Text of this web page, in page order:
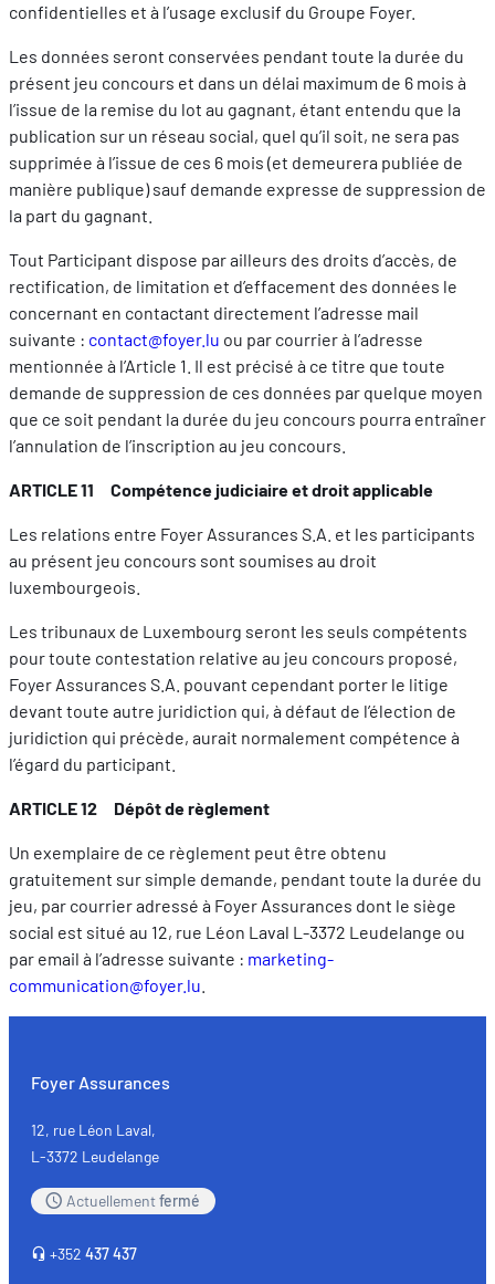
confidentielles et à l’usage exclusif du Groupe Foyer.
Les données seront conservées pendant toute la durée du
présent jeu concours et dans un délai maximum de 6 mois à
l’issue de la remise du lot au gagnant, étant entendu que la
publication sur un réseau social, quel qu’il soit, ne sera pas
supprimée à l’issue de ces 6 mois (et demeurera publiée de
manière publique) sauf demande expresse de suppression de
la part du gagnant.
Tout Participant dispose par ailleurs des droits d’accès, de
rectification, de limitation et d’effacement des données le
concernant en contactant directement l’adresse mail
suivante : contact@foyer.lu ou par courrier à l’adresse
mentionnée à l’Article 1. Il est précisé à ce titre que toute
demande de suppression de ces données par quelque moyen
que ce soit pendant la durée du jeu concours pourra entraîner
l’annulation de l’inscription au jeu concours.
ARTICLE 11 Compétence judiciaire et droit applicable
Les relations entre Foyer Assurances S.A. et les participants
au présent jeu concours sont soumises au droit
luxembourgeois.
Les tribunaux de Luxembourg seront les seuls compétents
pour toute contestation relative au jeu concours proposé,
Foyer Assurances S.A. pouvant cependant porter le litige
devant toute autre juridiction qui, à défaut de l’élection de
juridiction qui précède, aurait normalement compétence à
l’égard du participant.
ARTICLE 12 Dépôt de règlement
Un exemplaire de ce règlement peut être obtenu
gratuitement sur simple demande, pendant toute la durée du
jeu, par courrier adressé à Foyer Assurances dont le siège
social est situé au 12, rue Léon Laval L-3372 Leudelange ou
par email à l’adresse suivante : marketing-
communication@foyer.lu
Foyer Assurances
12, rue Léon Laval,
L-3372 Leudelange
Actuellementfermé
+352 437 437